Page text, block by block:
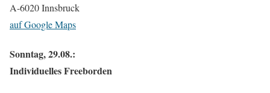
A-6020 Innsbruck
auf Google Maps
Sonntag, 29.08.:
Individuelles Freeborden